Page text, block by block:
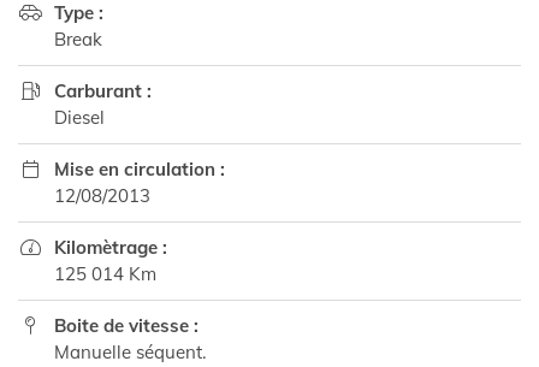

Type :
Break

Carburant :
Diesel

Mise en circulation :
12/08/2013

Kilomètrage :
125 014 Km

Boite de vitesse :
Manuelle séquent.